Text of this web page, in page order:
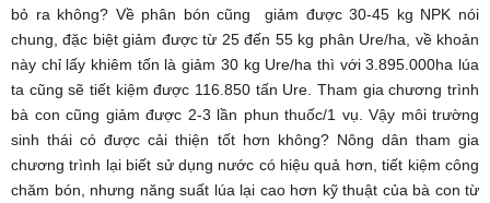
bỏ ra không? Về phân bón cũng giảm được 30-45 kg NPK nói
chung, đặc biệt giảm được từ 25 đến 55 kg phân Ure/ha, về khoản
này chỉ lấy khiêm tốn là giảm 30 kg Ure/ha thì với 3.895.000ha lúa
ta cũng sẽ tiết kiệm được 116.850 tấn Ure. Tham gia chương trình
bà con cũng giảm được 2-3 lần phun thuốc/1 vụ. Vậy môi trường
sinh thái có được cải thiện tốt hơn không? Nông dân tham gia
chương trình lại biết sử dụng nước có hiệu quả hơn, tiết kiệm công
chăm bón, nhưng năng suất lúa lại cao hơn kỹ thuật của bà con từ